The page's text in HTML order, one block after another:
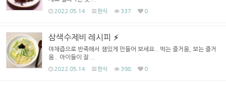
2022.05.14 한식 337 0
삼색수제비 레시피
야채즙으로 반죽해서 잼있게 만들어 보세요.. 먹는 즐거움, 보는 즐거
움.. 아이들이 잘...
2022.05.14 한식 398 0